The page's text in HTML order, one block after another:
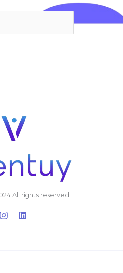
All rights reserved.